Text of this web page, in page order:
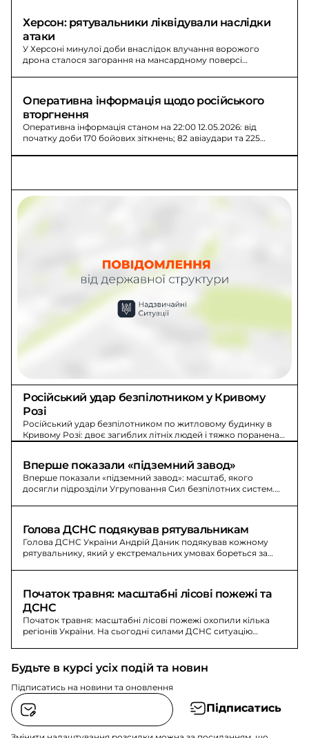
Херсон: рятувальники ліквідували наслідки
атаки
У Херсоні минулої доби внаслідок влучання ворожого
дрона сталося загорання на мансардному поверсі
Оперативна інформація щодо російського
вторгнення
Оперативна інформація станом на 22:00 12.05.2026: від
початку доби 170 бойових зіткнень; 82 авіаудари та 225
Російський удар безпілотником у Кривому
Розі
Російський удар безпілотником по житловому будинку в
Кривому Розі: двоє загиблих літніх людей і тяжко поранена
Вперше показали «підземний завод»
Вперше показали «підземний завод»: масштаб, якого
досягли підрозділи Угруповання Сил безпілотних систем.
Голова ДСНС подякував рятувальникам
Голова ДСНС України Андрій Даник подякував кожному
рятувальнику, який у екстремальних умовах бореться за
Початок травня: масштабні лісові пожежі та
ДСНС
Початок травня: масштабні лісові пожежі охопили кілька
регіонів України. На сьогодні силами ДСНС ситуацію
Будьте в курсі усіх подій та новин
Підписатись на новини та оновлення
Підписатись